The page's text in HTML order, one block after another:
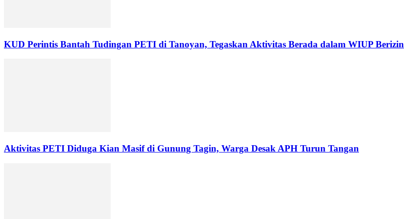
KUD Perintis Bantah Tudingan PETI di Tanoyan, Tegaskan Aktivitas Berada dalam WIUP Berizin
Aktivitas PETI Diduga Kian Masif di Gunung Tagin, Warga Desak APH Turun Tangan